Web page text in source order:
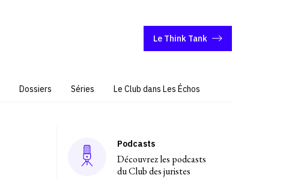
Le Think Tank
Dossiers Séries Le Club dans Les Échos
Podcasts
Découvrez les podcasts
du Club des juristes